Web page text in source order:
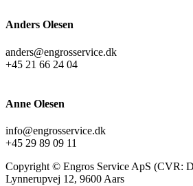
Anders Olesen
anders@engrosservice.dk
+45 21 66 24 04
Anne Olesen
info@engrosservice.dk
+45 29 89 09 11
Copyright © Engros Service ApS (CVR:
Lynnerupvej 12, 9600 Aars